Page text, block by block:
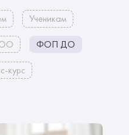
Ученикам
ФОП ДО
курс